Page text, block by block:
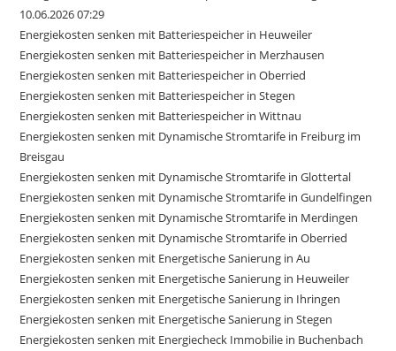
10.06.2026 07:29
Energiekosten senken mit Batteriespeicher in Heuweiler
Energiekosten senken mit Batteriespeicher in Merzhausen
Energiekosten senken mit Batteriespeicher in Oberried
Energiekosten senken mit Batteriespeicher in Stegen
Energiekosten senken mit Batteriespeicher in Wittnau
Energiekosten senken mit Dynamische Stromtarife in Freiburg im
Breisgau
Energiekosten senken mit Dynamische Stromtarife in Glottertal
Energiekosten senken mit Dynamische Stromtarife in Gundelfingen
Energiekosten senken mit Dynamische Stromtarife in Merdingen
Energiekosten senken mit Dynamische Stromtarife in Oberried
Energiekosten senken mit Energetische Sanierung in Au
Energiekosten senken mit Energetische Sanierung in Heuweiler
Energiekosten senken mit Energetische Sanierung in Ihringen
Energiekosten senken mit Energetische Sanierung in Stegen
Energiekosten senken mit Energiecheck Immobilie in Buchenbach